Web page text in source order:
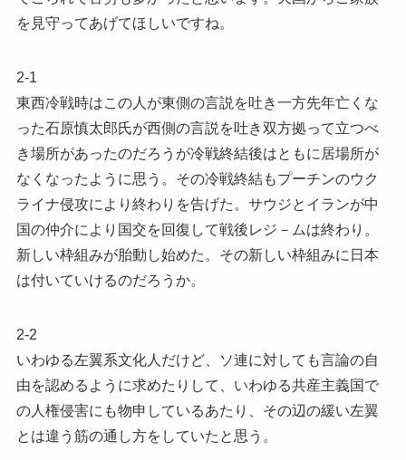
を見守ってあげてほしいですね。
2-1
東西冷戦時はこの人が東側の言説を吐き一方先年亡くな
った石原慎太郎氏が西側の言説を吐き双方拠って立つべ
き場所があったのだろうが冷戦終結後はともに居場所が
なくなったように思う。その冷戦終結もプーチンのウク
ライナ侵攻により終わりを告げた。サウジとイランが中
国の仲介により国交を回復して戦後レジ－ムは終わり。
新しい枠組みが胎動し始めた。その新しい枠組みに日本
は付いていけるのだろうか。
2-2
いわゆる左翼系文化人だけど、ソ連に対しても言論の自
由を認めるように求めたりして、いわゆる共産主義国で
の人権侵害にも物申しているあたり、その辺の緩い左翼
とは違う筋の通し方をしていたと思う。